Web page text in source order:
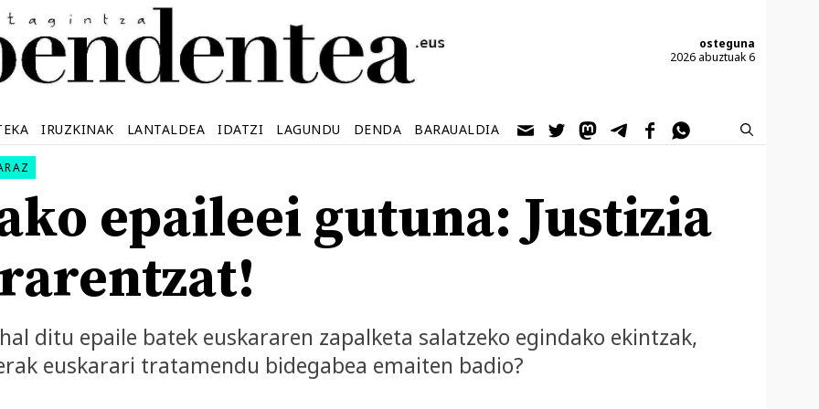
osteguna
2026 abuztuak 6
IRUZKINAK LANTALDEA IDATZI LAGUNDU DENDA BARAUALDIA
epaileei gutuna: Justizia
ditu epaile batek euskararen zapalketa salatzeko egindako ekintzak,
euskarari tratamendu bidegabea emaiten badio?